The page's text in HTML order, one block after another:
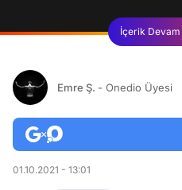
İçerik
Emre Ş. - Onedio Üyesi
01.10.2021 - 13:01